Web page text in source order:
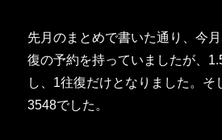
先月のまとめで書いた通り、今
復の予約を持っていましたが、
し、1往復だけとなりました。そ
3548でした。